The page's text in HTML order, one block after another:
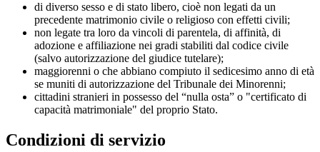
di diverso sesso e di stato libero, cioè non legati da un
precedente matrimonio civile o religioso con effetti civili;
non legate tra loro da vincoli di parentela, di affinità, di
adozione e affiliazione nei gradi stabiliti dal codice civile
(salvo autorizzazione del giudice tutelare);
maggiorenni o che abbiano compiuto il sedicesimo anno di età
se muniti di autorizzazione del Tribunale dei Minorenni;
cittadini stranieri in possesso del “nulla osta” o "certificato di
capacità matrimoniale" del proprio Stato.
Condizioni di servizio